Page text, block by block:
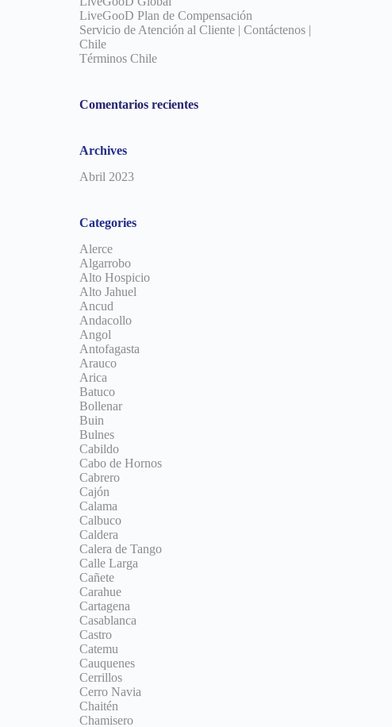
LiveGooD Plan de Compensación
Servicio de Atención al Cliente | Contáctenos |
Chile
Términos Chile
Comentarios recientes
Archives
Abril 2023
Categories
Alerce
Algarrobo
Alto Hospicio
Alto Jahuel
Ancud
Andacollo
Angol
Antofagasta
Arauco
Arica
Batuco
Bollenar
Buin
Bulnes
Cabildo
Cabo de Hornos
Cabrero
Cajón
Calama
Calbuco
Caldera
Calera de Tango
Calle Larga
Cañete
Carahue
Cartagena
Casablanca
Castro
Catemu
Cauquenes
Cerrillos
Cerro Navia
Chaitén
Chamisero